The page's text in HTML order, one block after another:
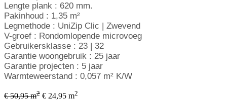
Lengte plank : 620 mm.
Pakinhoud : 1,35 m²
Legmethode : UniZip Clic | Zwevend
V-groef : Rondomlopende microvoeg
Gebruikersklasse : 23 | 32
Garantie woongebruik : 25 jaar
Garantie projecten : 5 jaar
Warmteweerstand : 0,057 m² K/W
€ 50,95 m2 € 24,95 m2